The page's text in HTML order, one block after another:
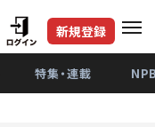
新規登録
特集・連載